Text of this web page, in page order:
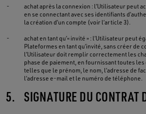
-
achat après la connexion : l’Utilisateur peut
en se connectant avec ses identifiants
la création d’un compte (voir l’article 3).
-
achat en tant qu’« invité » : l’Utilisateur peut
Plateformes en tant qu’invité, sans créer de
l’Utilisateur doit remplir correctement les
phase de paiement, en fournissant toutes
telles que le prénom, le nom, l’adresse de
l’adresse e-mail et le numéro de téléphone.
5. SIGNATURE DU CONTRAT